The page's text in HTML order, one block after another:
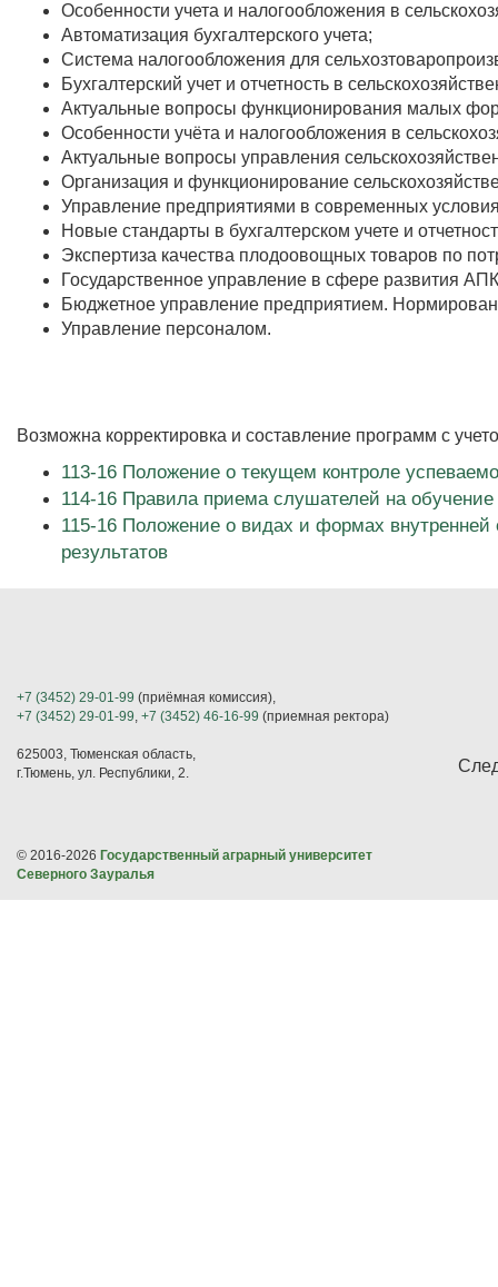
Особенности учета и налогообложения в
Автоматизация бухгалтерского учета;
Система налогообложения для
Бухгалтерский учет и отчетность в
Актуальные вопросы функционирования малых
Особенности учёта и налогообложения в
Актуальные вопросы управления
Организация и функционирование
Управление предприятиями в современных
Новые стандарты в бухгалтерском учете и
Экспертиза качества плодоовощных товаров по
Государственное управление в сфере развития
Бюджетное управление предприятием.
Управление персоналом.
Возможна корректировка и составление программ с
113-16 Положение о текущем контроле
114-16 Правила приема слушателей на
115-16 Положение о видах и формах
результатов
+7 (3452) 29-01-99 (приёмная комиссия),
+7 (3452) 29-01-99, +7 (3452) 46-16-99 (приемная ректора)
625003, Тюменская область,
г.Тюмень, ул. Республики, 2.
© 2016-2026 Государственный аграрный университет
Северного Зауралья